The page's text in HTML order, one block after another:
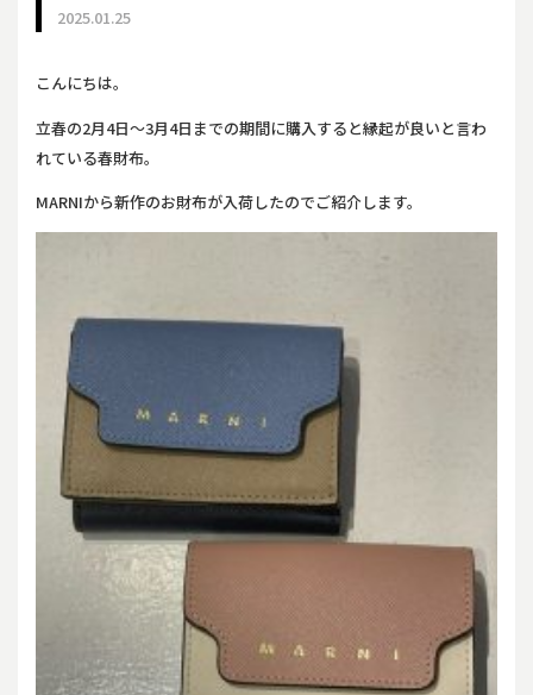
2025.01.25
こんにちは。
立春の2月4日～3月4日までの期間に購入すると縁起が良いと言わ
れている春財布。
MARNIから新作のお財布が入荷したのでご紹介します。